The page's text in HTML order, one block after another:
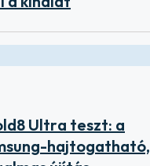
Ultra teszt: a
hajtogatható,